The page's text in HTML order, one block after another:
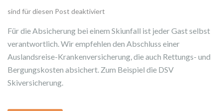
sind für diesen Post deaktiviert
Für die Absicherung bei einem Skiunfall ist jeder Gast selbst
verantwortlich. Wir empfehlen den Abschluss einer
Auslandsreise-Krankenversicherung, die auch Rettungs- und
Bergungskosten absichert. Zum Beispiel die DSV
Skiversicherung.